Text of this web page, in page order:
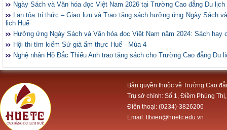
Ngày Sách và Văn hóa đọc Việt Nam 2026 tại Trường Cao đẳng Du lịch
Lan tỏa tri thức – Giao lưu và Trao tặng sách hưởng ứng Ngày Sách
lịch Huế
Hưởng ứng Ngày Sách và Văn hóa đọc Việt Nam năm 2024: Sách hay
Hội thi tìm kiếm Sứ giả ẩm thực Huế - Mùa 4
Nghệ nhân Hồ Đắc Thiếu Anh trao tặng sách cho Trường Cao đẳng Du
Bản quyền thuộc về Trường Cao
Trụ sở chính: Số 1, Điềm Phùng
Điện thoại: (0234)-3826206
Email: tttvien@huetc.edu.vn